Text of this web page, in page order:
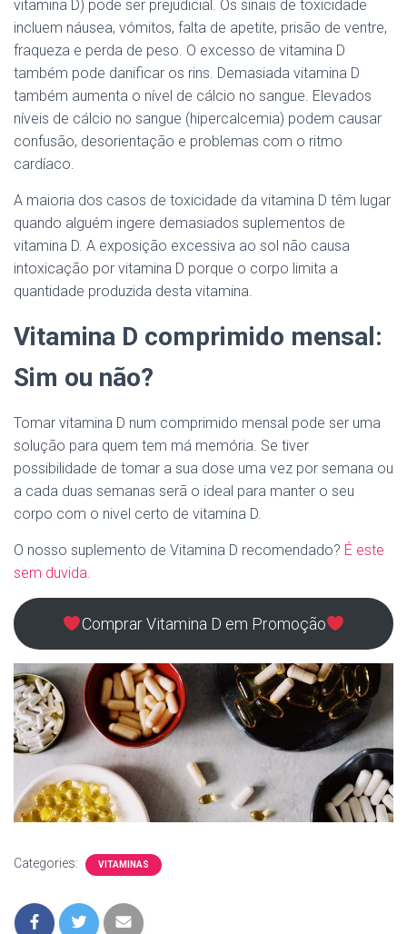
vitamina D) pode ser prejudicial. Os sinais de toxicidade
incluem náusea, vómitos, falta de apetite, prisão de ventre,
fraqueza e perda de peso. O excesso de vitamina D
também pode danificar os rins. Demasiada vitamina D
também aumenta o nível de cálcio no sangue. Elevados
níveis de cálcio no sangue (hipercalcemia) podem causar
confusão, desorientação e problemas com o ritmo
cardíaco.
A maioria dos casos de toxicidade da vitamina D têm lugar
quando alguém ingere demasiados suplementos de
vitamina D. A exposição excessiva ao sol não causa
intoxicação por vitamina D porque o corpo limita a
quantidade produzida desta vitamina.
Vitamina D comprimido mensal:
Sim ou não?
Tomar vitamina D num comprimido mensal pode ser uma
solução para quem tem má memória. Se tiver
possibilidade de tomar a sua dose uma vez por semana ou
a cada duas semanas serã o ideal para manter o seu
corpo com o nivel certo de vitamina D.
O nosso suplemento de Vitamina D recomendado? É este
sem duvida.
Comprar Vitamina D em Promoção
Categories: VITAMINAS